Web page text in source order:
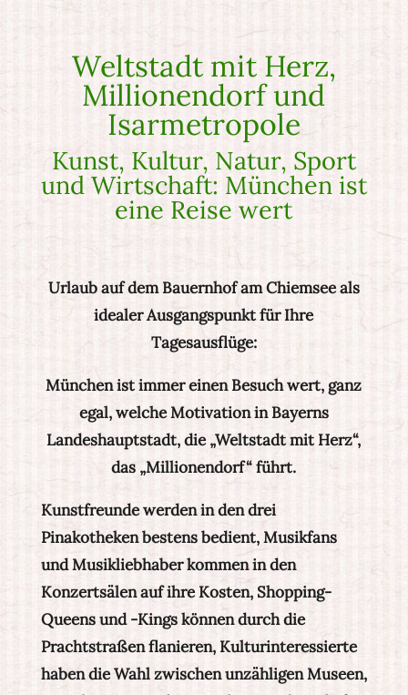
Weltstadt mit Herz,
Millionendorf und
Isarmetropole
Kunst, Kultur, Natur, Sport
und Wirtschaft: München ist
eine Reise wert
Urlaub auf dem Bauernhof am Chiemsee als
idealer Ausgangspunkt für Ihre
Tagesausflüge:
München ist immer einen Besuch wert, ganz
egal, welche Motivation in Bayerns
Landeshauptstadt, die „Weltstadt mit Herz“,
das „Millionendorf“ führt.
Kunstfreunde werden in den drei
Pinakotheken bestens bedient, Musikfans
und Musikliebhaber kommen in den
Konzertsälen auf ihre Kosten, Shopping-
Queens und -Kings können durch die
Prachtstraßen flanieren, Kulturinteressierte
haben die Wahl zwischen unzähligen Museen,